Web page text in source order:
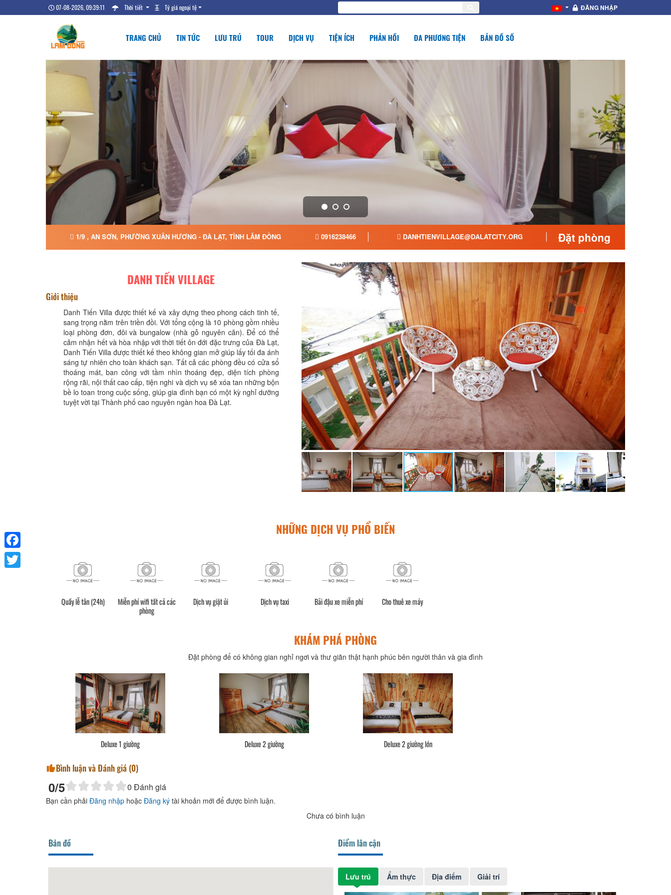
07-08-2026, 09:39:12 Thời tiết Tỷ giá ngoại tệ ĐĂNG NHẬP
TRANG CHỦ TIN TỨC LƯU TRÚ TOUR DỊCH VỤ TIỆN ÍCH PHẢN HỒI ĐA PHƯƠNG TIỆN BẢN ĐỒ SỐ
1/9 , AN SƠN, PHƯỜNG XUÂN HƯƠNG - ĐÀ LẠT, TỈNH LÂM ĐỒNG 0916238466 DANHTIENVILLAGE@DALATCITY.ORG Đặt phòng
DANH TIẾN VILLAGE
Giới thiệu
Danh Tiến Villa được thiết kế và xây dựng theo phong cách tinh tế,
sang trọng nằm trên triền đồi. Với tổng cộng là 10 phòng gồm nhiều
loại phòng đơn, đôi và bungalow (nhà gỗ nguyên căn). Để có thể
cảm nhận hết và hòa nhập với thời tiết ôn đới đặc trưng của Đà Lạt,
Danh Tiến Villa được thiết kế theo không gian mở giúp lấy tối đa ánh
sáng tự nhiên cho toàn khách sạn. Tất cả các phòng đều có cửa sổ
thoáng mát, ban công với tầm nhìn thoáng đẹp, diện tích phòng
rộng rãi, nội thất cao cấp, tiện nghi và dịch vụ sẽ xóa tan những bộn
bề lo toan trong cuộc sống, giúp gia đình bạn có một kỳ nghỉ dưỡng
tuyệt vời tại Thành phố cao nguyên ngàn hoa Đà Lạt.
NHỮNG DỊCH VỤ PHỔ BIẾN
Quầy lễ tân (24h)
Miễn phí wifi tất cả các
phòng
Dịch vụ giặt ủi Dịch vụ taxi Bãi đậu xe miễn phí Cho thuê xe máy
KHÁM PHÁ PHÒNG
Đặt phòng để có không gian nghỉ ngơi và thư giãn thật hạnh phúc bên người thân và gia đình
Deluxe 1 giường Deluxe 2 giường Deluxe 2 giường lớn
Bình luận và Đánh giá (0)
0/5 0 Đánh giá
Bạn cần phải Đăng nhập hoặc Đăng ký tài khoản mới để được bình luận.
Chưa có bình luận
Bản đồ Điểm lân cận
Lưu trú Ẩm thực Địa điểm Giải trí
Facebook